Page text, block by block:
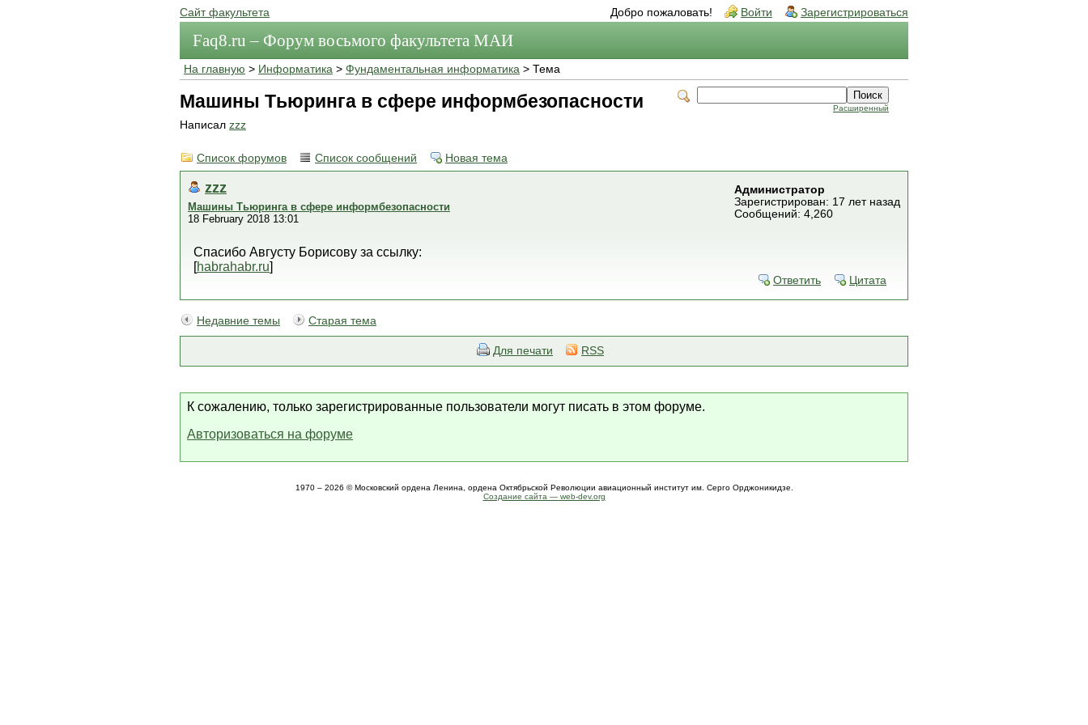
Сайт факультета Добро пожаловать! Войти Зарегистрироваться
Faq8.ru – Форум восьмого факультета МАИ
На главную > Информатика > Фундаментальная информатика > Тема
Расширенный
Машины Тьюринга в сфере информбезопасности
Написал zzz
Список форумов Список сообщений Новая тема
zzz
Машины Тьюринга в сфере информбезопасности
18 February 2018 13:01
Администратор
Зарегистрирован: 17 лет назад
Сообщений: 4,260
Спасибо Августу Борисову за ссылку:
[habrahabr.ru]
Ответить Цитата
Недавние темы Старая тема
Для печати RSS
К сожалению, только зарегистрированные пользователи могут писать в этом форуме.
Авторизоваться на форуме
1970 – 2026 © Московский ордена Ленина, ордена Октябрьской Революции авиационный институт им. Серго Орджоникидзе.
Создание сайта — web-dev.org